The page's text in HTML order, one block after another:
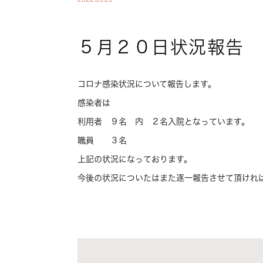
５月２０日状況報告
コロナ感染状況について報告します。
感染者は
利用者 ９名 内 ２名入院となっています。
職員 ３名
上記の状況になっております。
今後の状況についたはまた逐一報告させて頂けれ